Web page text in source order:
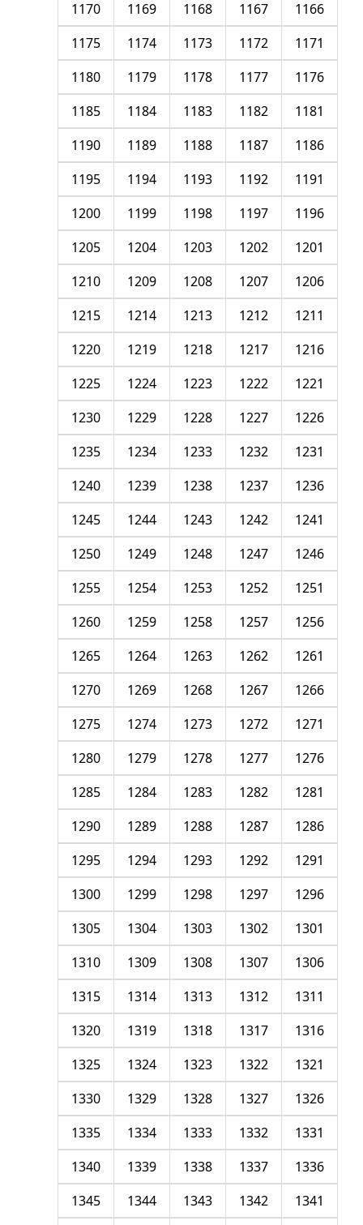
1166
1167
1168
1169
1170
1171
1172
1173
1174
1175
1176
1177
1178
1179
1180
1181
1182
1183
1184
1185
1186
1187
1188
1189
1190
1191
1192
1193
1194
1195
1196
1197
1198
1199
1200
1201
1202
1203
1204
1205
1206
1207
1208
1209
1210
1211
1212
1213
1214
1215
1216
1217
1218
1219
1220
1221
1222
1223
1224
1225
1226
1227
1228
1229
1230
1231
1232
1233
1234
1235
1236
1237
1238
1239
1240
1241
1242
1243
1244
1245
1246
1247
1248
1249
1250
1251
1252
1253
1254
1255
1256
1257
1258
1259
1260
1261
1262
1263
1264
1265
1266
1267
1268
1269
1270
1271
1272
1273
1274
1275
1276
1277
1278
1279
1280
1281
1282
1283
1284
1285
1286
1287
1288
1289
1290
1291
1292
1293
1294
1295
1296
1297
1298
1299
1300
1301
1302
1303
1304
1305
1306
1307
1308
1309
1310
1311
1312
1313
1314
1315
1316
1317
1318
1319
1320
1321
1322
1323
1324
1325
1326
1327
1328
1329
1330
1331
1332
1333
1334
1335
1336
1337
1338
1339
1340
1341
1342
1343
1344
1345